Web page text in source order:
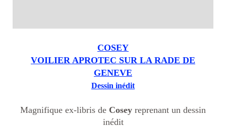
COSEY
VOILIER APROTEC SUR LA RADE DE
GENEVE
Dessin inédit
Magnifique ex-libris de Cosey reprenant un dessin
inédit